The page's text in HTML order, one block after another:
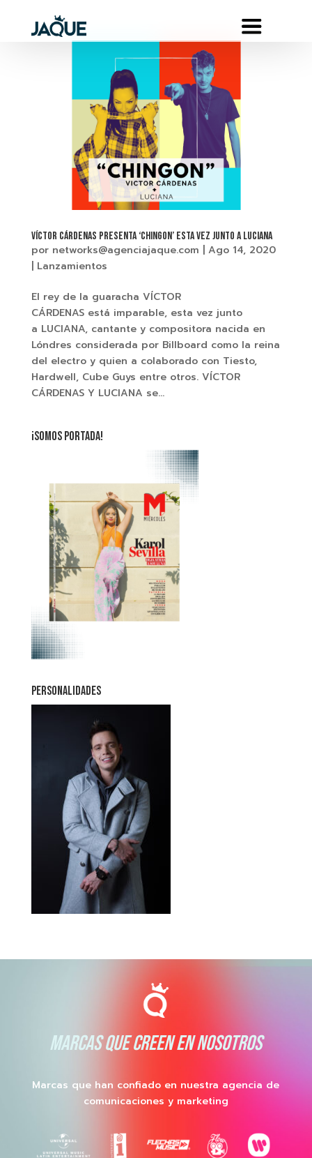
VÍCTOR CÁRDENAS PRESENTA ‘CHINGON’ ESTA VEZ JUNTO A LUCIANA
por networks@agenciajaque.com | Ago 14, 2020
| Lanzamientos
El rey de la guaracha VÍCTOR
CÁRDENAS está imparable, esta vez junto
a LUCIANA, cantante y compositora nacida en
Lóndres considerada por Billboard como la reina
del electro y quien a colaborado con Tiesto,
Hardwell, Cube Guys entre otros. VÍCTOR
CÁRDENAS Y LUCIANA se...
¡SOMOS PORTADA!
PERSONALIDADES
MARCAS QUE CREEN EN NOSOTROS
Marcas que han confiado en nuestra agencia de
comunicaciones y marketing